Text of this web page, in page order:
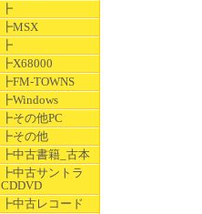
┣
┣MSX
┣
┣X68000
┣FM-TOWNS
┣Windows
┣その他PC
┣その他
┣中古書籍_古本
┣中古サントラ
CDDVD
┣中古レコード